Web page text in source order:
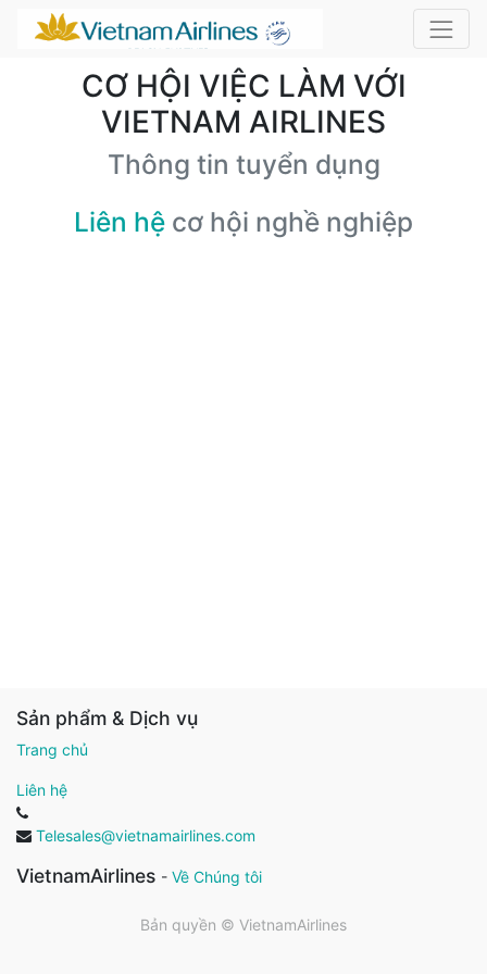
CƠ HỘI VIỆC LÀM VỚI
VIETNAM AIRLINES
Thông tin tuyển dụng
Liên hệ cơ hội nghề nghiệp
Sản phẩm & Dịch vụ
Trang chủ
Liên hệ
Telesales@vietnamairlines.com
VietnamAirlines - Về Chúng tôi
Bản quyền © VietnamAirlines